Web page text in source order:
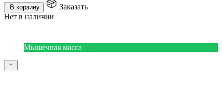
В корзину
Заказать
Нет в наличии
Мышечная масса